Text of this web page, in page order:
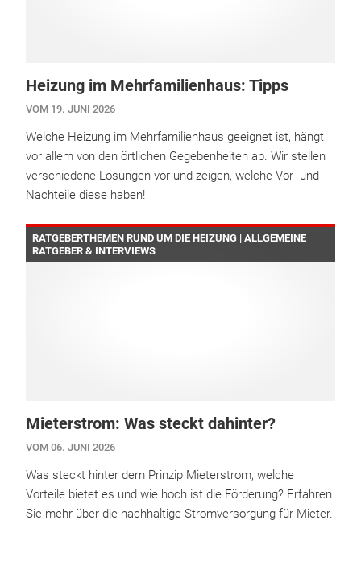
Heizung im Mehrfamilienhaus: Tipps
VOM 19. JUNI 2026
Welche Heizung im Mehrfamilienhaus geeignet ist, hängt
vor allem von den örtlichen Gegebenheiten ab. Wir stellen
verschiedene Lösungen vor und zeigen, welche Vor- und
Nachteile diese haben!
RATGEBERTHEMEN RUND UM DIE HEIZUNG | ALLGEMEINE
RATGEBER & INTERVIEWS
Mieterstrom: Was steckt dahinter?
VOM 06. JUNI 2026
Was steckt hinter dem Prinzip Mieterstrom, welche
Vorteile bietet es und wie hoch ist die Förderung? Erfahren
Sie mehr über die nachhaltige Stromversorgung für Mieter.